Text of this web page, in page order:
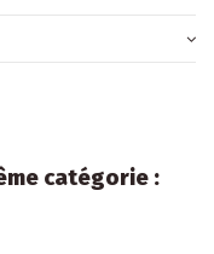
catégorie :